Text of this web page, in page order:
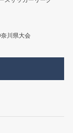
川県大会